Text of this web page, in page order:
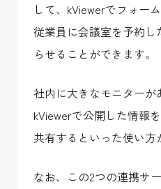
して、kViewerでフォー
従業員に会議室を予約
らせることができます。
社内に大きなモニターが
kViewerで公開した情報
共有するといった使い方
なお、この2つの連携サ